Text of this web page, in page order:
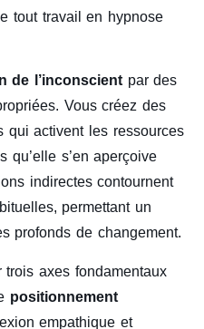
tout travail en hypnose
de l’inconscient par des
Vous créez des
qui activent les ressources
qu’elle s’en aperçoive
indirectes contournent
permettant un
profonds de changement.
trois axes fondamentaux
positionnement
empathique et